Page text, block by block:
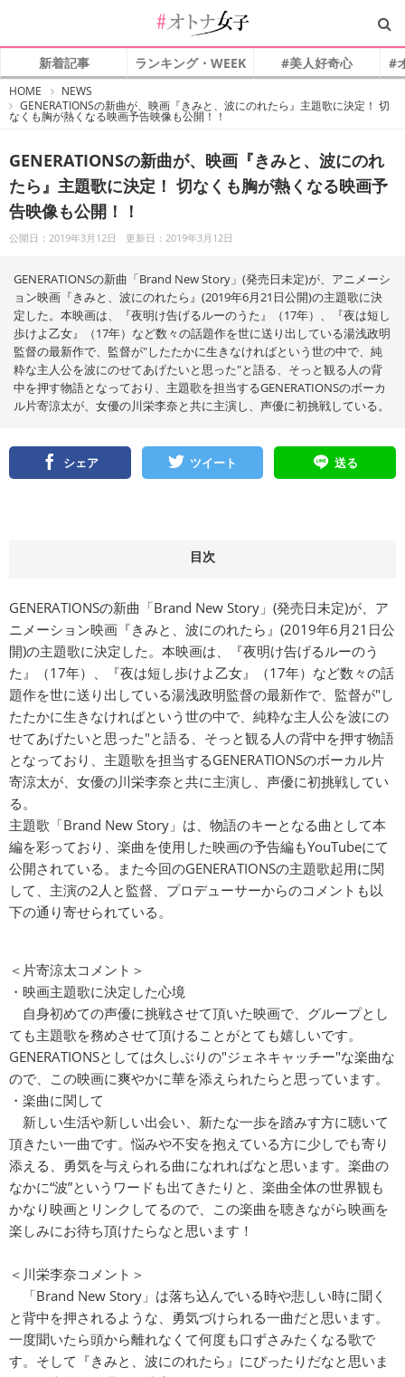
新着記事 ランキング・WEEK #美人好奇心 #
HOME
オ
ト
ナ
NEWS
GENERATIONSの新曲が、映画『きみと、波にのれたら』主題歌に決定！ 切
なくも胸が熱くなる映画予告映像も公開！！
GENERATIONSの新曲が、映画『きみと、波にのれ
たら』主題歌に決定！ 切なくも胸が熱くなる映画予
告映像も公開！！
公開日：2019年3月12日 更新日：2019年3月12日
GENERATIONSの新曲「Brand New Story」(発売日未定)が、アニメーシ
ョン映画『きみと、波にのれたら』(2019年6月21日公開)の主題歌に決
定した。本映画は、『夜明け告げるルーのうた』（17年）、『夜は短し
歩けよ乙女』（17年）など数々の話題作を世に送り出している湯浅政明
監督の最新作で、監督が"したたかに生きなければという世の中で、純
粋な主人公を波にのせてあげたいと思った"と語る、そっと観る人の背
中を押す物語となっており、主題歌を担当するGENERATIONSのボーカ
ル片寄涼太が、女優の川栄李奈と共に主演し、声優に初挑戦している。
シェア ツイート 送る
目次
GENERATIONSの新曲「Brand New Story」(発売日未定)が、ア
ニメーション映画『きみと、波にのれたら』(2019年6月21日公
開)の主題歌に決定した。本映画は、『夜明け告げるルーのう
た』（17年）、『夜は短し歩けよ乙女』（17年）など数々の話
題作を世に送り出している湯浅政明監督の最新作で、監督が"し
たたかに生きなければという世の中で、純粋な主人公を波にの
せてあげたいと思った"と語る、そっと観る人の背中を押す物語
となっており、主題歌を担当するGENERATIONSのボーカル片
寄涼太が、女優の川栄李奈と共に主演し、声優に初挑戦してい
る。
主題歌「Brand New Story」は、物語のキーとなる曲として本
編を彩っており、楽曲を使用した映画の予告編もYouTubeにて
公開されている。また今回のGENERATIONSの主題歌起用に関
して、主演の2人と監督、プロデューサーからのコメントも以
下の通り寄せられている。
＜片寄涼太コメント＞
・映画主題歌に決定した心境
自身初めての声優に挑戦させて頂いた映画で、グループとし
ても主題歌を務めさせて頂けることがとても嬉しいです。
GENERATIONSとしては久しぶりの"ジェネキャッチー"な楽曲な
ので、この映画に爽やかに華を添えられたらと思っています。
・楽曲に関して
新しい生活や新しい出会い、新たな一歩を踏みす方に聴いて
頂きたい一曲です。悩みや不安を抱えている方に少しでも寄り
添える、勇気を与えられる曲になれればなと思います。楽曲の
なかに“波”というワードも出てきたりと、楽曲全体の世界観も
かなり映画とリンクしてるので、この楽曲を聴きながら映画を
楽しみにお待ち頂けたらなと思います！
＜川栄李奈コメント＞
「Brand New Story」は落ち込んでいる時や悲しい時に聞く
と背中を押されるような、勇気づけられる一曲だと思います。
一度聞いたら頭から離れなくて何度も口ずさみたくなる歌で
す。そして『きみと、波にのれたら』にぴったりだなと思いま